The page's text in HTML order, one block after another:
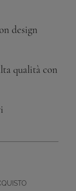
design
qualità con